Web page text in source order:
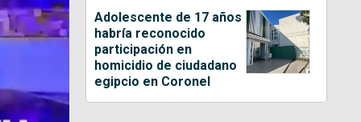
Adolescente de 17 años
habría reconocido
participación en
homicidio de ciudadano
egipcio en Coronel